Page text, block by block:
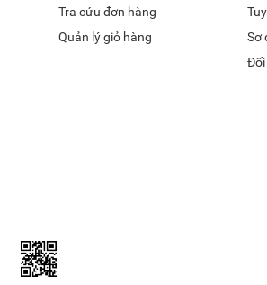
583 lít
Điều
Kết nối
Cảnh
Tra cứu đơn hàng
Quản lý giỏ hàng
Sơ
Đối